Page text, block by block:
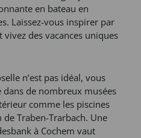
en bateau en
Laissez-vous inspirer par
des vacances uniques
n’est pas idéal, vous
de nombreux musées
comme les piscines
de Traben-Trarbach. Une
à Cochem vaut